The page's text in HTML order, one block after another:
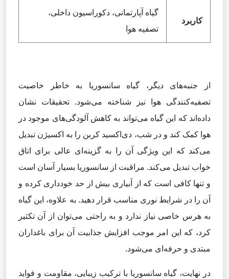
کاربرد
گیاه آپارتمانی، دکوراسیون داخلی،
تصفیه هوا
از جنبه‌های دیگر، گیاه سانسوریا به خاطر خاصیت
تصفیه‌کنندگی هوا نیز شناخته می‌شود. تحقیقات نشان
داده‌اند که این گیاه می‌تواند به کاهش آلودگی‌های موجود در
هوا کمک کند و در شب، دی‌اکسید کربن را به اکسیژن تبدیل
می‌کند که این ویژگی آن را به گزینه‌ای عالی برای اتاق
خواب تبدیل می‌کند. مراقبت از سانسوریا بسیار آسان است
و تنها کافی است که از آبیاری بیش از حد خودداری کرده و
آن را در شرایط نوری مناسب قرار دهید. به علاوه، این گیاه
به هرس خاصی نیاز ندارد و به راحتی می‌توان از آن تکثیر
کرد، که این امر موجب افزایش جذابیت آن برای باغداران
مبتدی و حرفه‌ای می‌شود.
در نهایت، گیاه سانسوریا با ترکیب زیبایی، مقاومت و فواید